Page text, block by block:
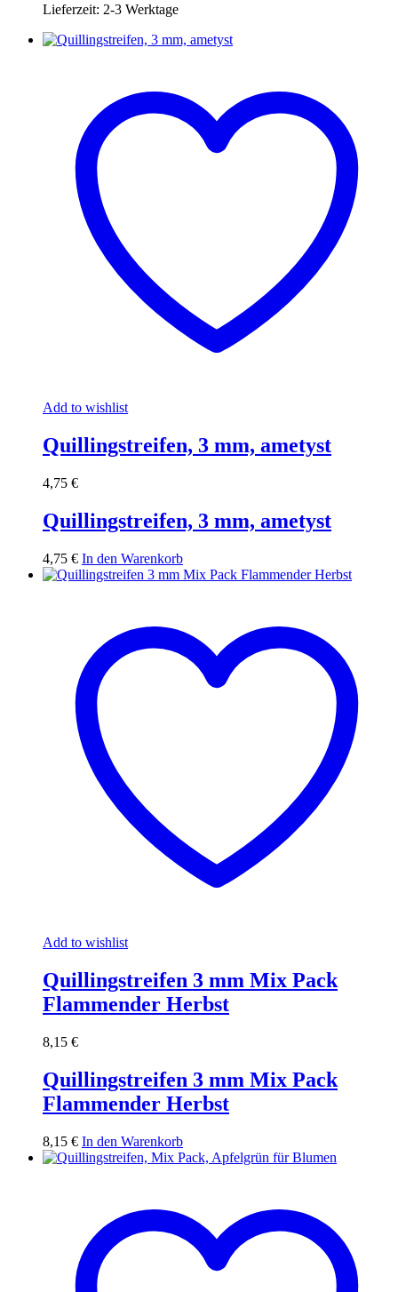
Lieferzeit: 2-3 Werktage
Add to wishlist
Quillingstreifen, 3 mm, ametyst
4,75 €
Quillingstreifen, 3 mm, ametyst
4,75 € In den Warenkorb
Add to wishlist
Quillingstreifen 3 mm Mix Pack
Flammender Herbst
8,15 €
Quillingstreifen 3 mm Mix Pack
Flammender Herbst
8,15 € In den Warenkorb